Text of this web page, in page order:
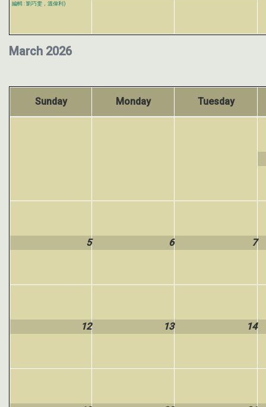
March 2026
編輯 : 劉巧雯，溫偉利)
Sunday Monday Tuesday
5 6 7
12 13 14